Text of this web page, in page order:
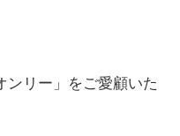
ンリー」をご愛顧いた